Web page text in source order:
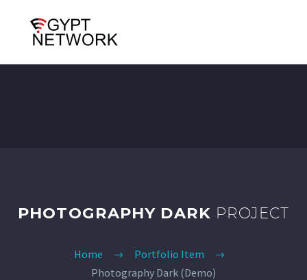
PHOTOGRAPHY DARK PROJECT
Home
Portfolio Item
Photography Dark (Demo)